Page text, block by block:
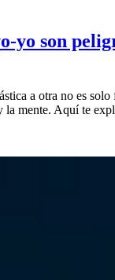
yo son
a otra no es
la mente. Aquí te